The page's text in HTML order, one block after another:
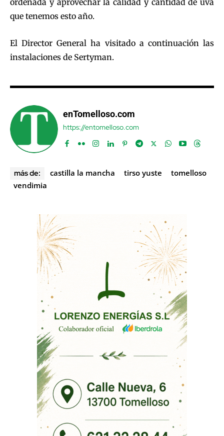
ordenada y aprovechar la calidad y cantidad de uva
que tenemos esto año.
El Director General ha visitado a continuación las
instalaciones de Sertyman.
enTomelloso.com
https://entomelloso.com
más de: castilla la mancha tirso yuste
tomelloso
vendimia